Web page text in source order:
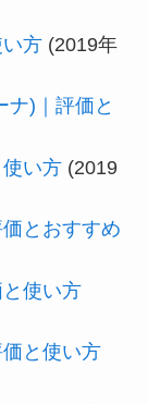
い方 (2019年
ナ)｜評価と
使い方 (2019
とおすすめ
と使い方
価と使い方